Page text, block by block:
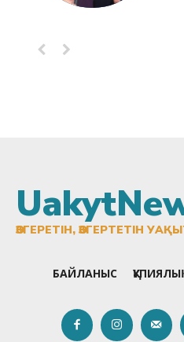
ӨЗГЕРЕТІН, ӨЗГЕРТЕТІН
БАЙЛАНЫС